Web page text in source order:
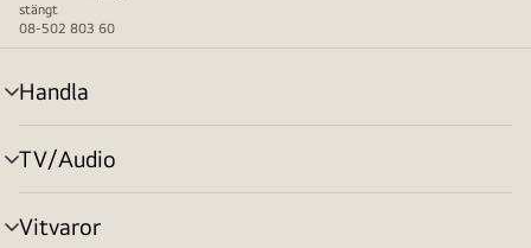
stängt
08-502 803 60
Handla
menyväxling
TV/Audio
menyväxling
Vitvaror
menyväxling